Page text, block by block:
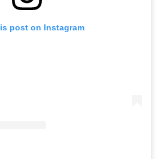
post on Instagram